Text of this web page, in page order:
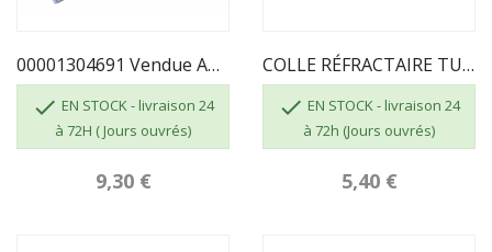
00001304691 Vendue Au Mètre - TRESSE Ø 10.5 Mm
 EN STOCK - livraison 24
à 72H ( Jours ouvrés)
9,30 €
COLLE RÉFRACTAIRE TUBE DE 17 ML
 EN STOCK - livraison 24
à 72h (Jours ouvrés)
5,40 €